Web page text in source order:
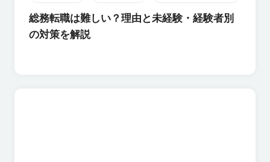
総務転職は難しい？理由と未経験・経験者別
の対策を解説